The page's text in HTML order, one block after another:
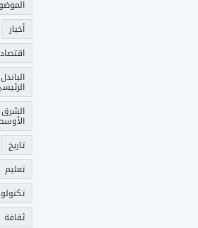
أخبار
اقتصاد
الباندل
الشرق
تاريخ
تعليم
ثقافة